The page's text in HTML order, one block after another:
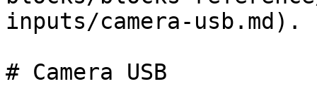
inputs/camera-usb.md).
# Camera USB